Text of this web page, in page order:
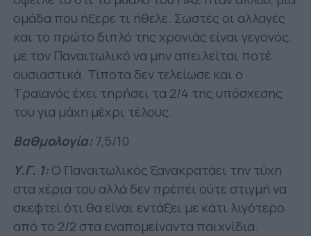
ομάδα που ήξερε τι ήθελε. Σωστές οι αλλαγές
και το πρώτο διπλό της χρονιάς είναι γεγονός,
με τον Παναιτωλικό να μην απειλείται ποτέ
ουσιαστικά. Τίποτα δεν τελείωσε και ο
Τραϊανός έχει τηρήσει τα 2/4 της υπόσχεσης
του για μάχη μέχρι τέλους.
Βαθμολογία:7,5/10
Υ.Γ. 1:O Παναιτωλικός ξανακρατάει την τύχη
στα χέρια του αλλά δεν πρέπει ούτε στιγμή να
σκεφτεί ότι θα είναι εντάξει με κάτι λιγότερο
από το 2/2 στα εναπομείναντα παιχνίδια.